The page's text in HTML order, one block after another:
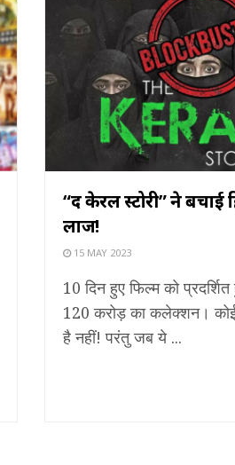
“द केरल स्टोरी” ने बचाई
लाज!
15 MAY 2023
10 दिन हुए फिल्म को
120 करोड़ का कलेक्शन। कोई
है नहीं! परंतु जब ये ...